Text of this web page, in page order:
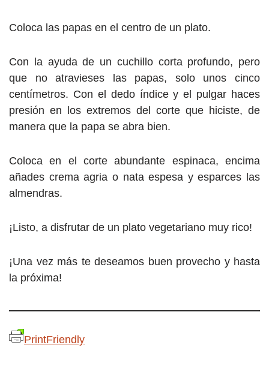
Coloca las papas en el centro de un plato.
Con la ayuda de un cuchillo corta profundo, pero
que no atravieses las papas, solo unos cinco
centímetros. Con el dedo índice y el pulgar haces
presión en los extremos del corte que hiciste, de
manera que la papa se abra bien.
Coloca en el corte abundante espinaca, encima
añades crema agria o nata espesa y esparces las
almendras.
¡Listo, a disfrutar de un plato vegetariano muy rico!
¡Una vez más te deseamos buen provecho y hasta
la próxima!
PrintFriendly